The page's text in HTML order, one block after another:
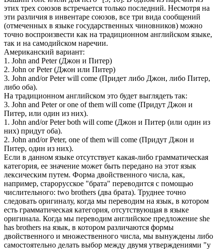
этих трех союзов встречается только последний. Несмотря на
эти различия в инвентаре союзов, все три вида сообщений
(отмеченных в языке государственных чиновников) можно
точно воспроизвести как на традиционном английском языке,
так и на самодийском наречии.
Американский вариант:
1. John and Peter (Джон и Питер)
2. John or Peter (Джон или Питер)
3. John and/or Peter will come (Придет либо Джон, либо Питер,
либо оба).
На традиционном английском это будет выглядеть так:
3. John and Peter or one of them will come (Придут Джон и
Питер, или один из них).
1. John and/or Peter both will come (Джон и Питер (или один из
них) придут оба).
2. John and/or Peter, one of them will come (Придут Джон и
Питер, один из них).
Если в данном языке отсутствует какая-либо грамматическая
категория, ее значение может быть передано на этот язык
лексическим путем. Форма двойственного числа, как,
например, старорусское "брата" переводится с помощью
числительного: two brothers (два брата). Труднее точно
следовать оригиналу, когда мы переводим на язык, в котором
есть грамматическая категория, отсутствующая в языке
оригинала. Когда мы переводим английское предложение she
has brothers на язык, в котором различаются формы
двойственного и множественного числа, мы вынуждены либо
самостоятельно делать выбор между двумя утверждениями "у